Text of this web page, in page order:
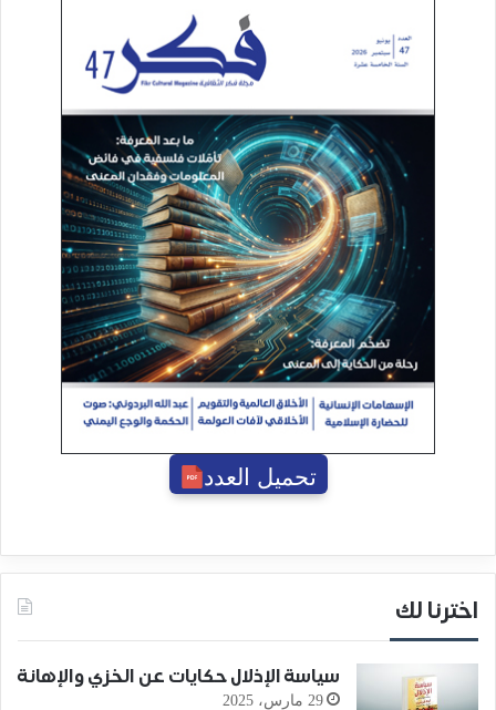
تحميل العدد
اخترنا لك
سياسة الإذلال حكايات عن الخزي والإهانة
29 مارس، 2025